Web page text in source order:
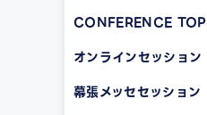
CONFERENCE TOP
オンラインセッション
幕張メッセセッション